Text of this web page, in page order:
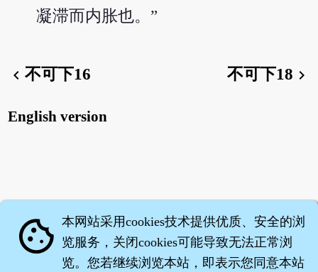
凝滞而内胀也。”
chevron_left不可下16 不可下18 chevron_right
English version
cookie 本网站采用cookies技术提供优质、安全的浏
览服务，关闭cookies可能导致无法正常浏
览。您若继续浏览本站，即表示您同意本站